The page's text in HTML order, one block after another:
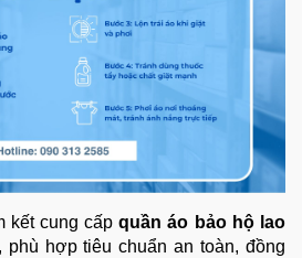
kết cung cấpquần áo bảo hộ lao
hợp tiêu chuẩn an toàn, đồng